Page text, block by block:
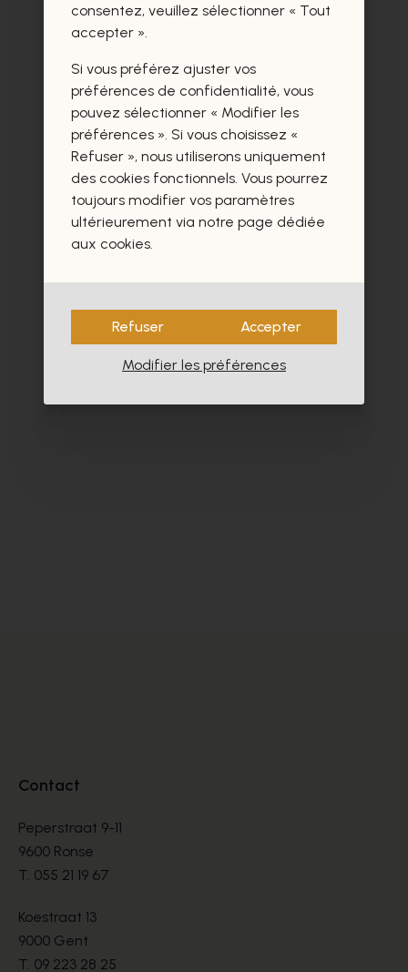
Ces produits vous intéresseront
certainement aussi.
Contact
Peperstraat 9-11
9600 Ronse
T. 055 21 19 67
Koestraat 13
9000 Gent
T. 09 223 28 25
consentez, veuillez sélectionner « Tout
accepter ».
Si vous préférez ajuster vos
préférences de confidentialité, vous
pouvez sélectionner « Modifier les
préférences ». Si vous choisissez «
Refuser », nous utiliserons uniquement
des cookies fonctionnels. Vous pourrez
toujours modifier vos paramètres
ultérieurement via notre page dédiée
aux cookies.
Refuser Accepter
Modifier les préférences